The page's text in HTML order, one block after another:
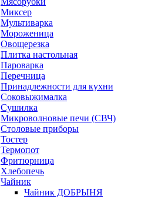
Миксер
Мультиварка
Мороженица
Овощерезка
Плитка настольная
Пароварка
Перечница
Принадлежности для кухни
Соковыжималка
Сушилка
Микроволновые печи (СВЧ)
Столовые приборы
Тостер
Термопот
Фритюрница
Хлебопечь
Чайник
Чайник ДОБРЫНЯ